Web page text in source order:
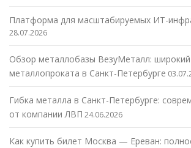
Платформа для масштабируемых ИТ-
28.07.2026
Обзор металлобазы ВезуМеталл:
металлопроката в Санкт-Петербурге
Гибка металла в Санкт-Петербурге:
от компании ЛВП 24.06.2026
Как купить билет Москва — Ереван: